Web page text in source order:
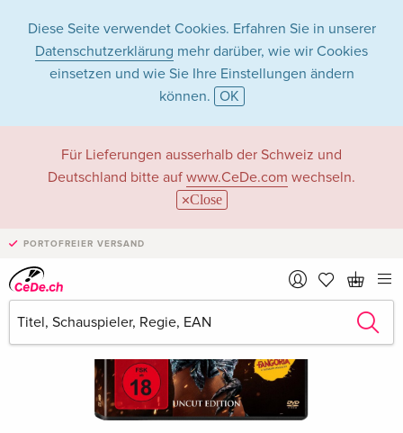
Diese Seite verwendet Cookies. Erfahren Sie in unserer
Datenschutzerklärung mehr darüber, wie wir Cookies
einsetzen und wie Sie Ihre Einstellungen ändern
können. OK
Für Lieferungen ausserhalb der Schweiz und
Deutschland bitte auf www.CeDe.com wechseln.
Close
PORTOFREIER VERSAND